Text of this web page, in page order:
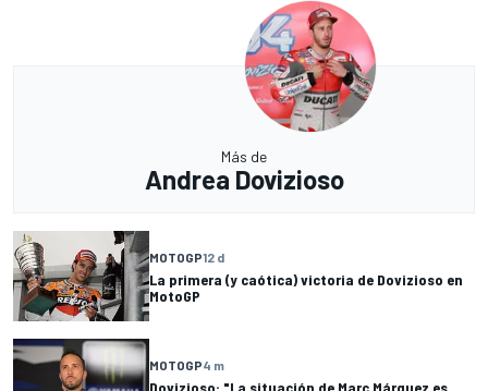
Más de
Andrea Dovizioso
MOTOGP12 d
La primera (y caótica) victoria de Dovizioso en
MotoGP
MOTOGP4 m
Dovizioso: "La situación de Marc Márquez es